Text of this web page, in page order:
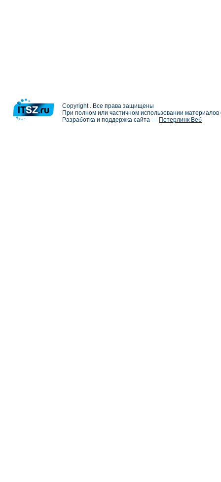
Copyright . Все права защищены
При полном или частичном использовании
Разработка и поддержка сайта — Петерлинк Веб